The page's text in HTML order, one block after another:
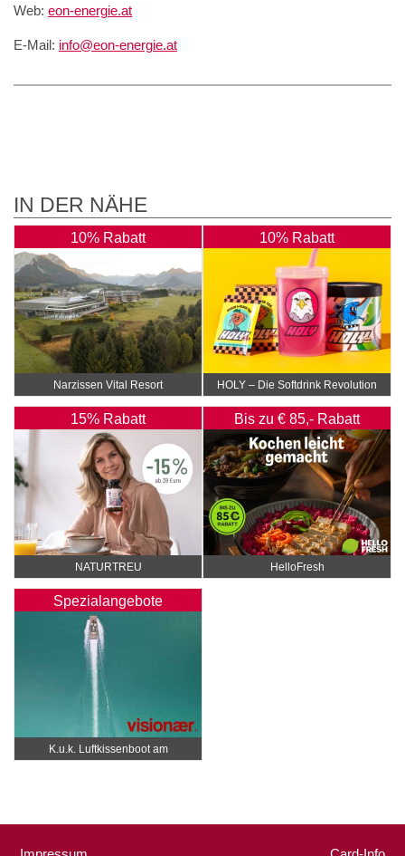
Web: eon-energie.at
E-Mail: info@eon-energie.at
IN DER NÄHE
10% Rabatt
Narzissen Vital Resort
10% Rabatt
HOLY – Die Softdrink Revolution
15% Rabatt
NATURTREU
Bis zu € 85,- Rabatt
HelloFresh
Spezialangebote
K.u.k. Luftkissenboot am